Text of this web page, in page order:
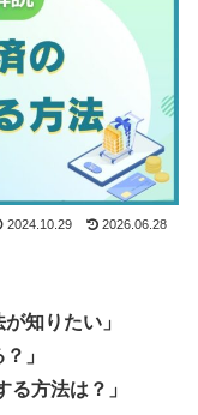
2024.10.29 2026.06.28
知りたい」
」
る方法は？」